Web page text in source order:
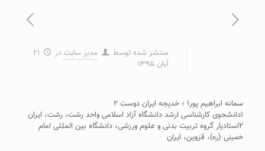
منتشر شده توسط مدیر سایت در
۲۱
آبان ۱۳۹۵
سمانه ابراهیم پور۱ ؛ خدیجه ایران دوست ۲
۱دانشجوی کارشناسی ارشد دانشگاه آزاد اسلامی واحد رشت، رشت، ایران
۲استادیار گروه تربیت بدنی و علوم ورزشی، دانشگاه بین المللی امام
خمینی (ره)، قزوین، ایران